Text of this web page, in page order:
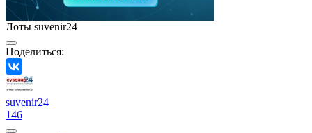
Лоты suvenir24
Поделиться:
suvenir24
146